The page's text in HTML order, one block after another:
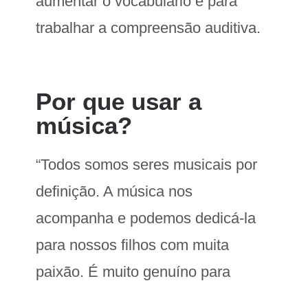
trabalhar a compreensão auditiva.
Por que usar a
música?
“Todos somos seres musicais por
definição. A música nos
acompanha e podemos dedicá-la
para nossos filhos com muita
paixão. É muito genuíno para